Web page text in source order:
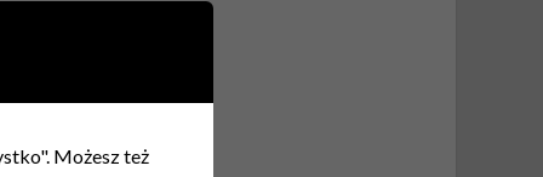
Możesz też